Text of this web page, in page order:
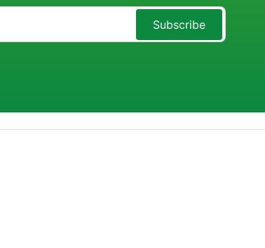
Subscribe